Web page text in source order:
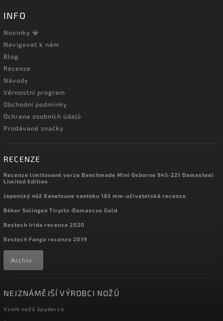
INFO
Novinky 💎
Navigovat k nám
Blog
Recenze
Návody
Věrnostní program
Obchodní podmínky
Ochrana osobních údajů
Prodávané značky
RECENZE
Recenze limitované verze Benchmade Mini Osborne 945-221 Damasteel
Limited Edition
Japonský nůž Kanetsune santoku 165 mm-uživatelská recenze
Böker Solingen Tirpitz-Damascus Gold
Bestech Irida recenze 2020
Bestech Fanga recenze 2019
Archiv
NEJZNÁMĚJŠÍ VÝROBCI NOŽŮ
Vznik nožů Spyderco